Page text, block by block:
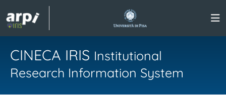
CINECA IRIS Institutional
Research Information System